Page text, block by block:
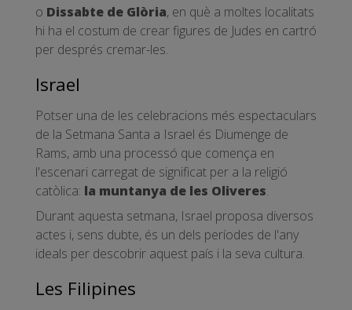
o Dissabte de Glòria, en què a moltes localitats
hi ha el costum de crear figures de Judes en cartró
per després cremar-les.
Israel
Potser una de les celebracions més espectaculars
de la Setmana Santa a Israel és Diumenge de
Rams, amb una processó que comença en
l'escenari carregat de significat per a la religió
catòlica: la muntanya de les Oliveres.
Durant aquesta setmana, Israel proposa diversos
actes i, sens dubte, és un dels períodes de l'any
ideals per descobrir aquest país i la seva cultura.
Les Filipines